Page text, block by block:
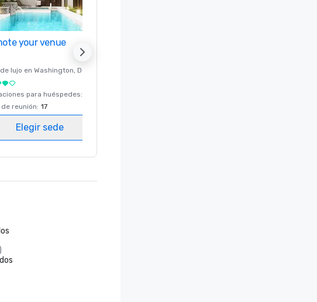
your venue
lujo en Washington, DC
para huéspedes:
reunión: 17
Elegir sede